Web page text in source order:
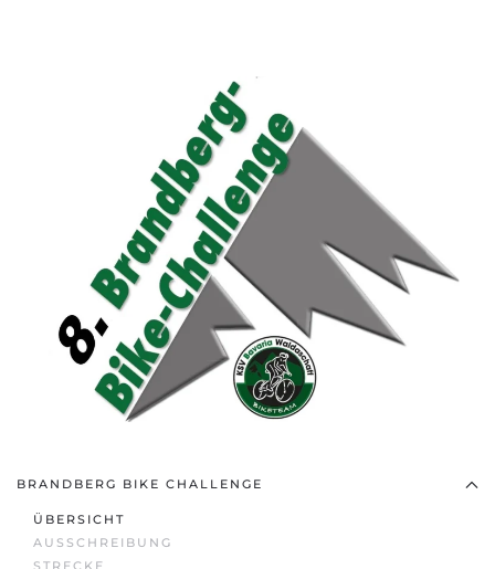
BRANDBERG BIKE CHALLENGE
ÜBERSICHT
AUSSCHREIBUNG
STRECKE